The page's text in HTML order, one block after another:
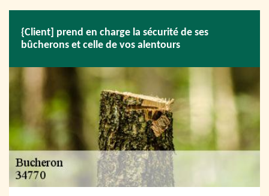
{Client] prend en charge la sécurité de ses
bûcherons et celle de vos alentours